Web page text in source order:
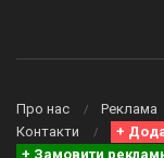
Про нас Реклама
Контакти
+
+ Замовити